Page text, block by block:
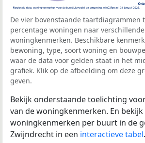
De vier bovenstaande taartdiagrammen
percentage woningen naar verschillende
woningkenmerken. Beschikbare
bewoning, type, soort woning en
waar de data voor gelden staat in het
grafiek. Klik op de afbeelding om deze
geven.
Bekijk onderstaande toelichting
van de woningkenmerken. En bekijk
woningkenmerken per buurt in de
Zwijndrecht in een interactieve tabel.